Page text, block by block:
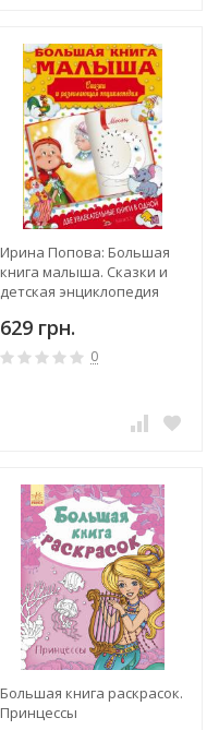
Ирина Попова: Большая
книга малыша. Сказки и
детская энциклопедия
629 грн.
0
Большая книга раскрасок.
Принцессы